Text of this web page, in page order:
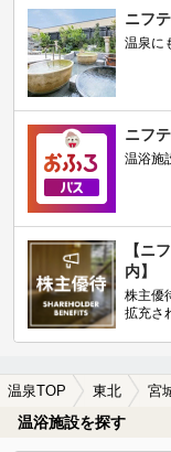
ニフ
温泉に
ニフ
温浴施
【ニ
内】
株主優
拡充さ
温泉TOP 東北 宮
温浴施設を探す